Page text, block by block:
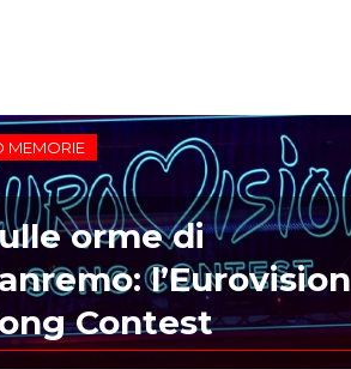
MEMORIE
orme di
l’Eurovision
Contest